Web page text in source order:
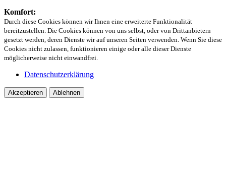
Komfort:
Durch diese Cookies können wir Ihnen eine erweiterte Funktionalität
bereitzustellen. Die Cookies können von uns selbst, oder von Drittanbietern
gesetzt werden, deren Dienste wir auf unseren Seiten verwenden. Wenn Sie diese
Cookies nicht zulassen, funktionieren einige oder alle dieser Dienste
möglicherweise nicht einwandfrei.
Datenschutzerklärung
Akzeptieren Ablehnen